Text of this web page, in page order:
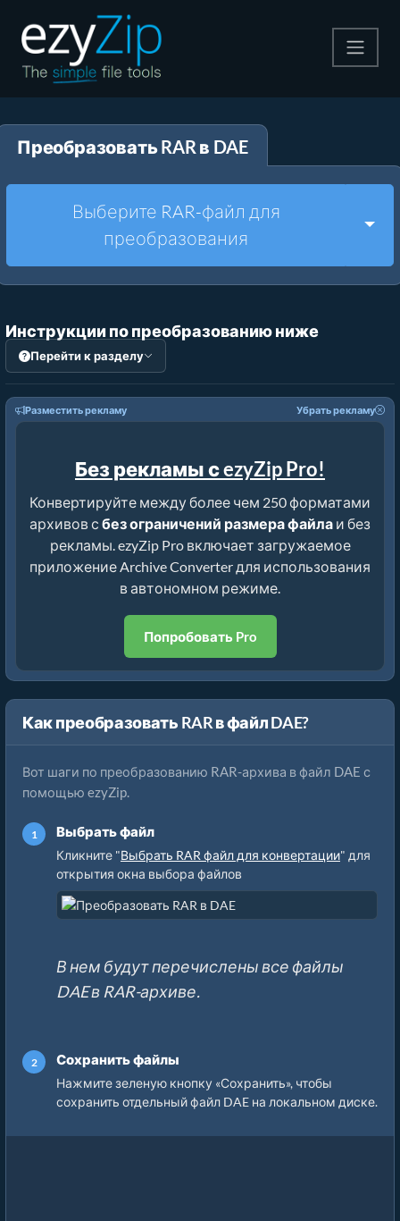
Pаспаковывайте
Другие инструменты
Преобразовать RAR в DAE
Выберите RAR-файл для
преобразования
Инструкции по преобразованию ниже
Перейти к разделу
Разместить рекламу Убрать рекламу
Без рекламы с ezyZip Pro!
Конвертируйте между более чем 250 форматами
архивов с без ограничений размера файла и без
рекламы. ezyZip Pro включает загружаемое
приложение Archive Converter для использования
в автономном режиме.
Попробовать Pro
Как преобразовать RAR в файл DAE?
Вот шаги по преобразованию RAR-архива в файл DAE с
помощью ezyZip.
Выбрать файл
Кликните "Выбрать RAR файл для конвертации" для
открытия окна выбора файлов
В нем будут перечислены все файлы
DAE в RAR-архиве.
Сохранить файлы
Нажмите зеленую кнопку «Сохранить», чтобы
сохранить отдельный файл DAE на локальном диске.